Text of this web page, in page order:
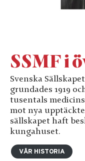
SSMF i
Svenska
grundades 1919
tusentals
mot nya
sällskapet haft
kungahuset.
VÅR HISTORIA